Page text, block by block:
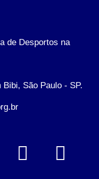
de Desportos na
São Paulo - SP.